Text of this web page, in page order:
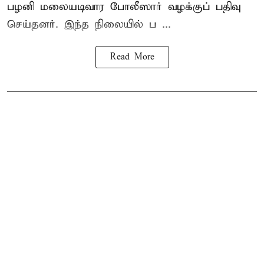
பழனி மலையடிவார போலீஸார் வழக்குப் பதிவு
செய்தனர். இந்த நிலையில் ப ...
Read More